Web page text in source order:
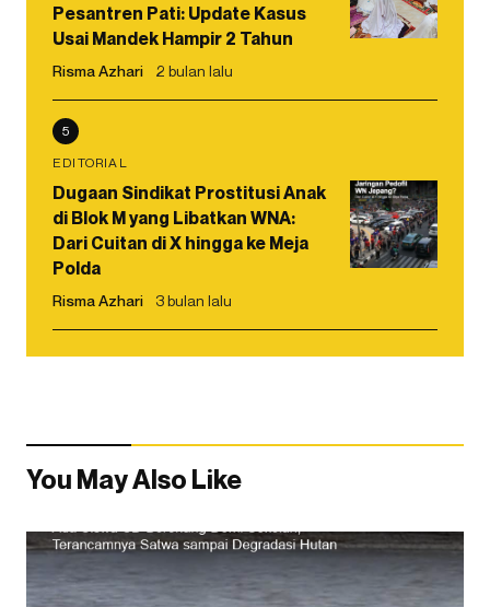
Pesantren Pati: Update Kasus
Usai Mandek Hampir 2 Tahun
Risma Azhari 2 bulan lalu
5
EDITORIAL
Dugaan Sindikat Prostitusi Anak
di Blok M yang Libatkan WNA:
Dari Cuitan di X hingga ke Meja
Polda
Risma Azhari 3 bulan lalu
You May Also Like